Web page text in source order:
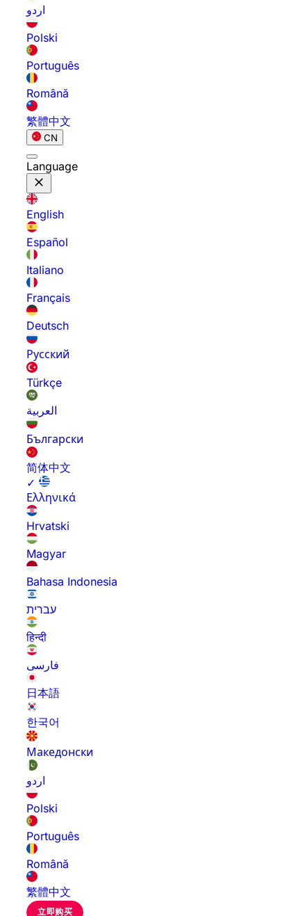
اردو
Polski
Português
Română
繁體中文
CN
Language
English
Español
Italiano
Français
Deutsch
Русский
Türkçe
العربية
Български
简体中文
✓
Ελληνικά
Hrvatski
Magyar
Bahasa Indonesia
עברית
हिन्दी
فارسی
日本語
한국어
Македонски
اردو
Polski
Português
Română
繁體中文
立即购买